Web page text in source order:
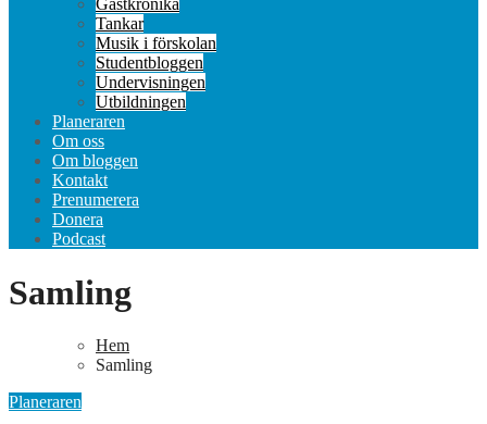
Gästkrönika
Tankar
Musik i förskolan
Studentbloggen
Undervisningen
Utbildningen
Planeraren
Om oss
Om bloggen
Kontakt
Prenumerera
Donera
Podcast
Samling
Hem
Samling
Planeraren